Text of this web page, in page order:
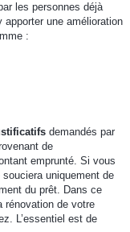
les personnes déjà
apporter une amélioration
:
demandés par
de
emprunté. Si vous
uniquement de
du prêt. Dans ce
rénovation de votre
L’essentiel est de